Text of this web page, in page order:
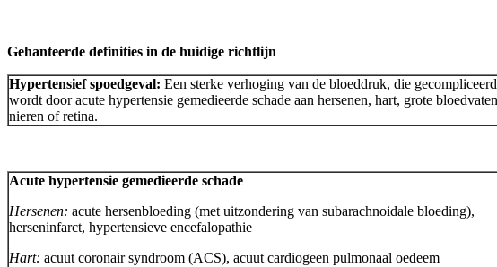
Gehanteerde definities in de huidige richtlijn
Hypertensief spoedgeval: Een sterke verhoging van de bloeddruk, die gecompliceerd
wordt door acute hypertensie gemedieerde schade aan hersenen, hart, grote
nieren of retina.
Acute hypertensie gemedieerde schade
Hersenen: acute hersenbloeding (met uitzondering van subarachnoidale bloeding),
herseninfarct, hypertensieve encefalopathie
Hart: acuut coronair syndroom (ACS), acuut cardiogeen pulmonaal oedeem